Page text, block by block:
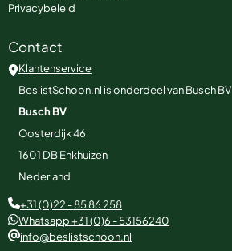
Privacybeleid
Contact
Klantenservice
BeslistSchoon.nl is onderdeel van Busch BV
Busch BV
Oosterdijk 46
1601 DBEnkhuizen
Nederland
+31 (0)22 - 85 86 258
Whatsapp +31 (0)6 - 53156240
info@beslistschoon.nl